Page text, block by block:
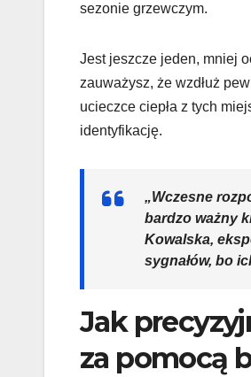
sezonie grzewczym.
Jest jeszcze jeden, mniej
zauważysz, że wzdłuż
ucieczce ciepła z tych
identyfikację.
„Wczesne
bardzo ważny
Kowalska,
sygnałów, bo
Jak
za pomocą